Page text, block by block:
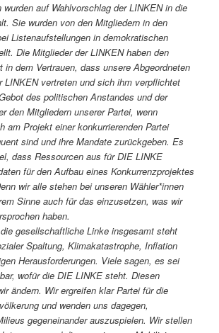
wurden auf Wahlvorschlag der LINKEN in die
Sie wurden von den Mitgliedern in den
Listenaufstellungen in demokratischen
Die Mitglieder der LINKEN haben den
in dem Vertrauen, dass unsere Abgeordneten
LINKEN vertreten und sich ihm verpflichtet
des politischen Anstandes und der
den Mitgliedern unserer Partei, wenn
am Projekt einer konkurrierenden Partei
sind und ihre Mandate zurückgeben. Es
dass Ressourcen aus für DIE LINKE
für den Aufbau eines Konkurrenzprojektes
wir alle stehen bei unseren Wähler*innen
Sinne auch für das einzusetzen, was wir
haben.
gesellschaftliche Linke insgesamt steht
Spaltung, Klimakatastrophe, Inflation
Herausforderungen. Viele sagen, es sei
wofür die DIE LINKE steht. Diesen
ändern. Wir ergreifen klar Partei für die
und wenden uns dagegen,
gegeneinander auszuspielen. Wir stellen